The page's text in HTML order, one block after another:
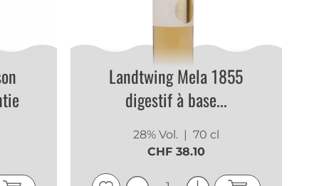
Landtwing Mela 1855
digestif à base...
28% Vol.
| 70 cl
CHF 38.10